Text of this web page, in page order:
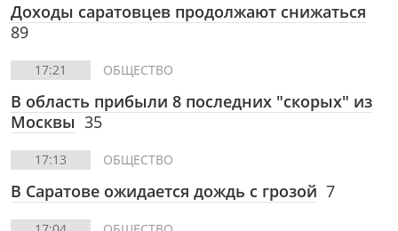
Доходы саратовцев продолжают снижаться
89
17:21 ОБЩЕСТВО
В область прибыли 8 последних "скорых" из
Москвы 35
17:13 ОБЩЕСТВО
В Саратове ожидается дождь с грозой 7